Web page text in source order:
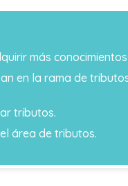
más
en la rama de
tributos.
área de tributos.